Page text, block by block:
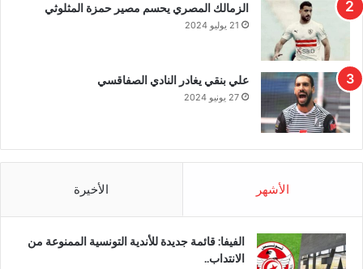
الزمالك المصري يحسم مصير حمزة المثلوثي
21 يوليو 2024
علي بنقي يغادر النادي الصفاقسي
27 يونيو 2024
الأشهر الأخيرة
الفيفا: قائمة جديدة للأندية التونسية الممنوعة من
الانتداب..